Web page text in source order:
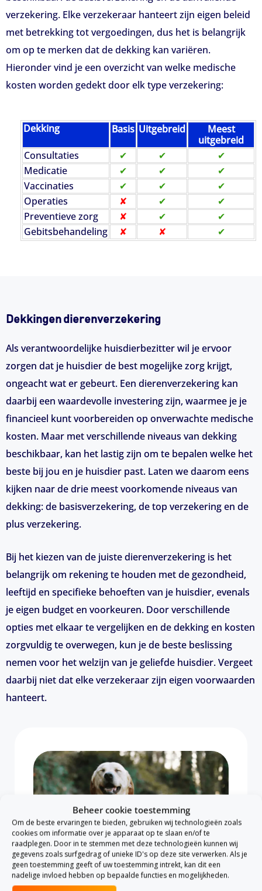
Beheer cookie toestemming
Om de beste ervaringen te bieden, gebruiken wij technologieën zoals
cookies om informatie over je apparaat op te slaan en/of te
raadplegen. Door in te stemmen met deze technologieën kunnen wij
gegevens zoals surfgedrag of unieke ID's op deze site verwerken. Als je
geen toestemming geeft of uw toestemming intrekt, kan dit een
nadelige invloed hebben op bepaalde functies en mogelijkheden.
verzekering. Elke verzekeraar hanteert zijn eigen beleid
met betrekking tot vergoedingen, dus het is belangrijk
om op te merken dat de dekking kan variëren.
Hieronder vind je een overzicht van welke medische
kosten worden gedekt door elk type verzekering:
Dekking Basis Uitgebreid
Meest
uitgebreid
Consultaties
✔ ✔
✔
Medicatie
✔ ✔
✔
Vaccinaties
✔ ✔
✔
Operaties
✘ ✔
✔
Preventieve zorg
✘ ✔
✔
Gebitsbehandeling
✘ ✘ ✔
Dekkingen dierenverzekering
Als verantwoordelijke huisdierbezitter wil je ervoor
zorgen dat je huisdier de best mogelijke zorg krijgt,
ongeacht wat er gebeurt. Een dierenverzekering kan
daarbij een waardevolle investering zijn, waarmee je je
financieel kunt voorbereiden op onverwachte medische
kosten. Maar met verschillende niveaus van dekking
beschikbaar, kan het lastig zijn om te bepalen welke het
beste bij jou en je huisdier past. Laten we daarom eens
kijken naar de drie meest voorkomende niveaus van
dekking: de basisverzekering, de top verzekering en de
plus verzekering.
Bij het kiezen van de juiste dierenverzekering is het
belangrijk om rekening te houden met de gezondheid,
leeftijd en specifieke behoeften van je huisdier, evenals
je eigen budget en voorkeuren. Door verschillende
opties met elkaar te vergelijken en de dekking en kosten
zorgvuldig te overwegen, kun je de beste beslissing
nemen voor het welzijn van je geliefde huisdier. Vergeet
daarbij niet dat elke verzekeraar zijn eigen voorwaarden
hanteert.